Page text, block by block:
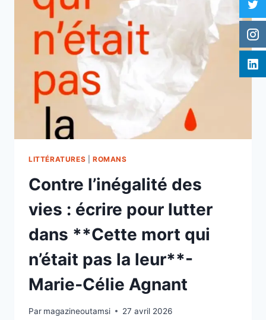
LITTÉRATURES ROMANS
Contre l’inégalité des
vies : écrire pour lutter
dans **Cette mort qui
n’était pas la leur**-
Marie‑Célie Agnant
Par magazineoutamsi 27 avril 2026